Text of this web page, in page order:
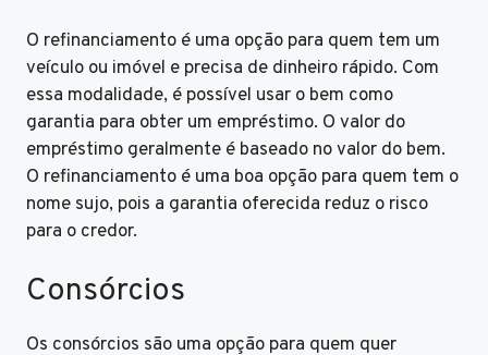
O refinanciamento é uma opção para quem tem um
veículo ou imóvel e precisa de dinheiro rápido. Com
essa modalidade, é possível usar o bem como
garantia para obter um empréstimo. O valor do
empréstimo geralmente é baseado no valor do bem.
O refinanciamento é uma boa opção para quem tem o
nome sujo, pois a garantia oferecida reduz o risco
para o credor.
Consórcios
Os consórcios são uma opção para quem quer